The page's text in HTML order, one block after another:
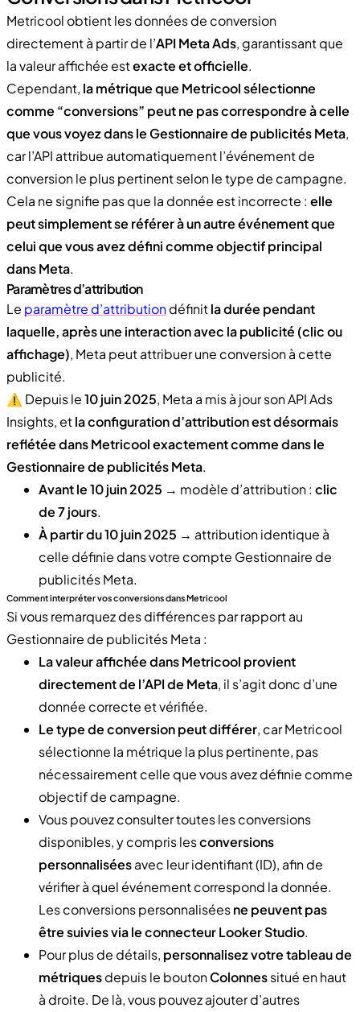
Metricool obtient les données de conversion
directement à partir de l’API Meta Ads, garantissant que
la valeur affichée estexacte et officielle.
Cependant, la métrique que Metricool sélectionne
comme “conversions” peut ne pas correspondre à celle
que vous voyez dans le Gestionnaire de publicités Meta,
car l’API attribue automatiquement l’événement de
conversion le plus pertinent selon le type de campagne.
Cela ne signifie pas que la donnée est incorrecte : elle
peut simplement se référer à un autre événement que
celui que vous avez défini comme objectif principal
dans Meta.
Paramètres d’attribution
Le paramètre d’attributiondéfinitla durée pendant
laquelle, après une interaction avec la publicité (clic ou
affichage), Meta peut attribuer une conversion à cette
publicité.
⚠️ Depuis le10 juin 2025, Meta a mis à jour son API Ads
Insights, etla configuration d’attribution est désormais
reflétée dans Metricool exactement comme dans le
Gestionnaire de publicités Meta.
Avant le 10 juin 2025 → modèle d’attribution : clic
de 7 jours.
À partir du 10 juin 2025 → attribution identique à
celle définie dans votre compte Gestionnaire de
publicités Meta.
Comment interpréter vos conversions dans Metricool
Si vous remarquez des différences par rapport au
Gestionnaire de publicités Meta :
La valeur affichée dans Metricool provient
directement de l’API de Meta, il s’agit donc d’une
donnée correcte et vérifiée.
Le type de conversion peut différer, car Metricool
sélectionne la métrique la plus pertinente, pas
nécessairement celle que vous avez définie comme
objectif de campagne.
Vous pouvez consulter toutes les conversions
disponibles, y compris lesconversions
personnaliséesavec leur identifiant (ID), afin de
vérifier à quel événement correspond la donnée.
Les conversions personnaliséesne peuvent pas
être suivies via le connecteur Looker Studio.
Pour plus de détails, personnalisez votre tableau de
métriquesdepuis le boutonColonnessitué en haut
à droite. De là, vous pouvez ajouter d’autres